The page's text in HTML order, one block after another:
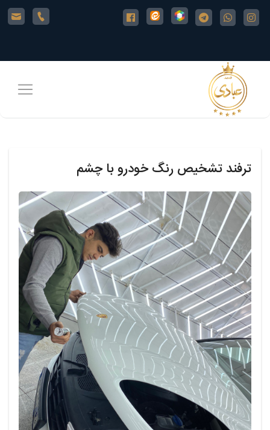
خانه
خدمات
آموزش
کارشناسی
خودرو
مجله
عبادی
درباره
ما
تماس
باما
نوبت
دهی
آنلاین
ترفند تشخیص رنگ خودرو با چشم